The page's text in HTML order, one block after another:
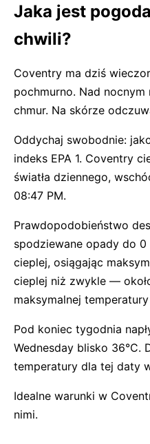
Jaka jest
chwili?
Coventry ma dziś
pochmurno. Nad
chmur. Na skórze
Oddychaj swobodnie:
indeks EPA 1. Coventry
światła dziennego,
08:47 PM.
Prawdopodobieństwo
spodziewane opady do
cieplej, osiągając
cieplej niż zwykle —
maksymalnej
Pod koniec tygodnia
Wednesday blisko 36°C.
temperatury dla tej daty
Idealne warunki w
nimi.